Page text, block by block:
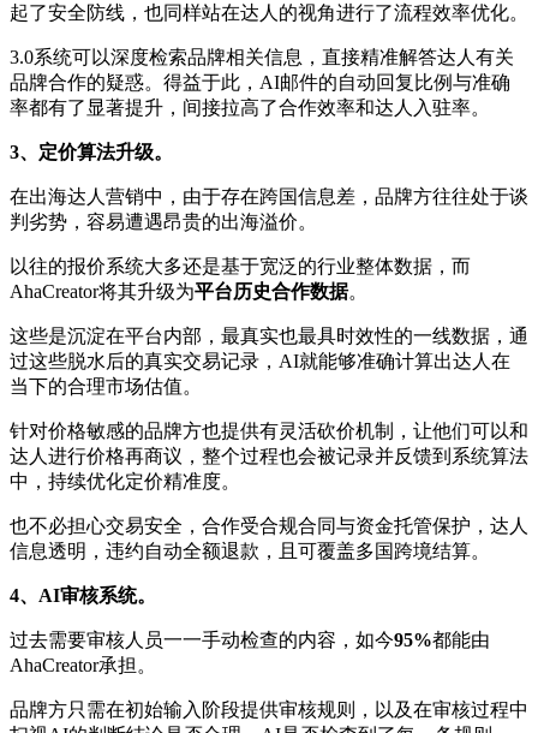
起了安全防线，也同样站在达人的视角进行了流程效率优化。
3.0系统可以深度检索品牌相关信息，直接精准解答达人有关
品牌合作的疑惑。得益于此，AI邮件的自动回复比例与准确
率都有了显著提升，间接拉高了合作效率和达人入驻率。
3、定价算法升级。
在出海达人营销中，由于存在跨国信息差，品牌方往往处于谈
判劣势，容易遭遇昂贵的出海溢价。
以往的报价系统大多还是基于宽泛的行业整体数据，而
AhaCreator将其升级为平台历史合作数据。
这些是沉淀在平台内部，最真实也最具时效性的一线数据，通
过这些脱水后的真实交易记录，AI就能够准确计算出达人在
当下的合理市场估值。
针对价格敏感的品牌方也提供有灵活砍价机制，让他们可以和
达人进行价格再商议，整个过程也会被记录并反馈到系统算法
中，持续优化定价精准度。
也不必担心交易安全，合作受合规合同与资金托管保护，达人
信息透明，违约自动全额退款，且可覆盖多国跨境结算。
4、AI审核系统。
过去需要审核人员一一手动检查的内容，如今95%都能由
AhaCreator承担。
品牌方只需在初始输入阶段提供审核规则，以及在审核过程中